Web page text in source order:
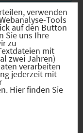
verwenden
Tools
auf den Button
Sie uns Ihre
zu
mit
zwei Jahren)
verarbeiten
jederzeit mit
Hier finden Sie